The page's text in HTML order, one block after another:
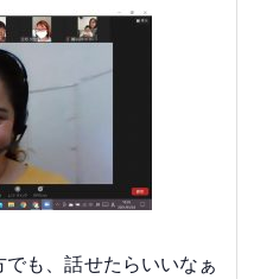
も、話せたらいいなぁと思